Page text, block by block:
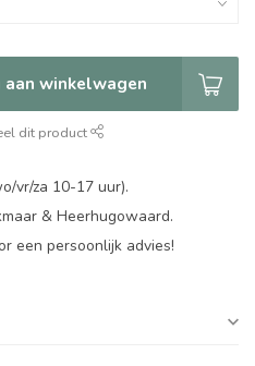
aan winkelwagen
dit product
vr/za 10-17 uur).
& Heerhugowaard.
een persoonlijk advies!